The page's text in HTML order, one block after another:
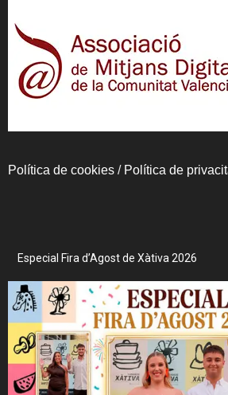
Política de cookies / Política de
Especial Fira d’Agost de Xàtiva 2026